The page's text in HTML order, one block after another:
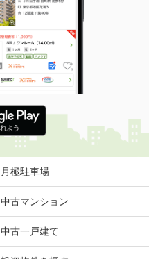
月極駐車場
中古マンション
中古一戸建て